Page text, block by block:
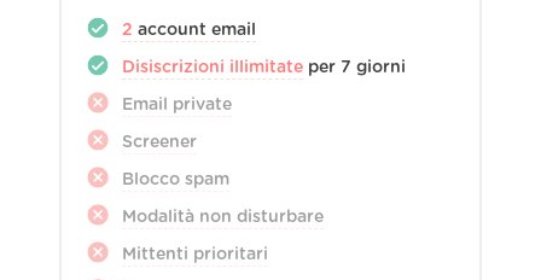
2 account email
Disiscrizioni illimitate per 7 giorni
Email private
Screener
Blocco spam
Modalità non disturbare
Mittenti prioritari